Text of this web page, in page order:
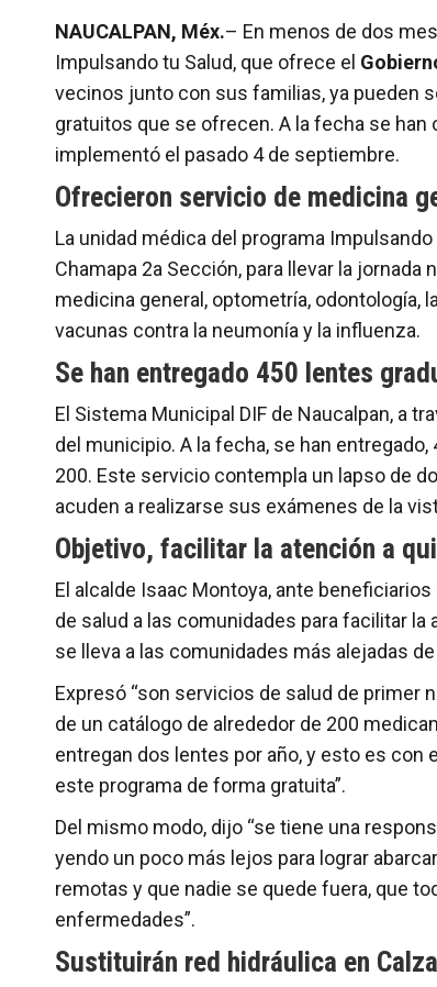
NAUCALPAN, Méx.– En menos de dos
Impulsando tu Salud, que ofrece el
vecinos junto con sus familias, ya pueden
gratuitos que se ofrecen. A la fecha se
implementó el pasado 4 de septiembre.
Ofrecieron servicio de medicina
La unidad médica del programa Impulsando
Chamapa 2a Sección, para llevar la
medicina general, optometría, odontología,
vacunas contra la neumonía y la influenza.
Se han entregado 450 lentes
El Sistema Municipal DIF de Naucalpan, a
del municipio. A la fecha, se han
200. Este servicio contempla un lapso de
acuden a realizarse sus exámenes de la
Objetivo, facilitar la atención a
El alcalde Isaac Montoya, ante
de salud a las comunidades para facilitar
se lleva a las comunidades más alejadas
Expresó “son servicios de salud de primer
de un catálogo de alrededor de 200
entregan dos lentes por año, y esto es
este programa de forma gratuita”.
Del mismo modo, dijo “se tiene una
yendo un poco más lejos para lograr
remotas y que nadie se quede fuera, que
enfermedades”.
Sustituirán red hidráulica en